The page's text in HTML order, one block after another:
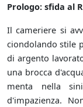
Prologo: sfida al
Il cameriere si
ciondolando stile
di argento
una brocca
menta nella
d'impazienza.